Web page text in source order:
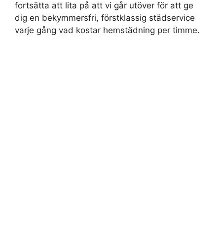
fortsätta att lita på att vi går utöver för att ge
dig en bekymmersfri, förstklassig städservice
varje gång vad kostar hemstädning per timme.